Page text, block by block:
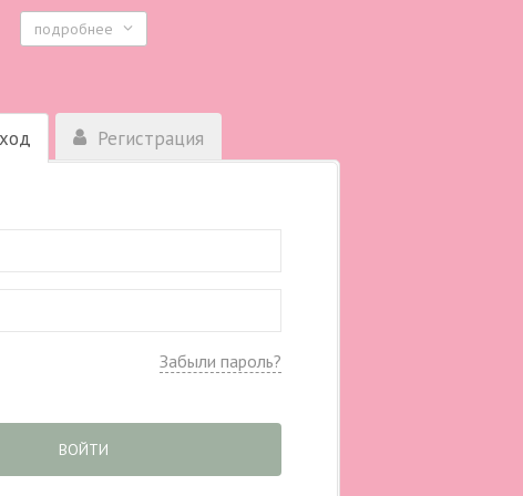
подробнее
Регистрация
Забыли пароль?
ВОЙТИ